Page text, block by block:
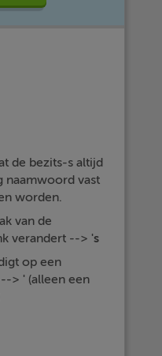
de bezits-s altijd
naamwoord vast
worden.
van de
verandert --> 's
op een
--> ' (alleen een